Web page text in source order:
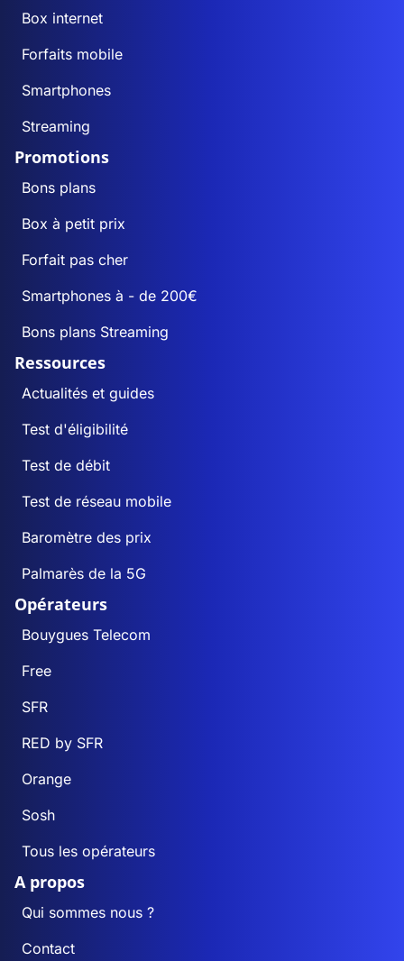
Box internet
Forfaits mobile
Smartphones
Streaming
Promotions
Bons plans
Box à petit prix
Forfait pas cher
Smartphones à - de 200€
Bons plans Streaming
Ressources
Actualités et guides
Test d'éligibilité
Test de débit
Test de réseau mobile
Baromètre des prix
Palmarès de la 5G
Opérateurs
Bouygues Telecom
Free
SFR
RED by SFR
Orange
Sosh
Tous les opérateurs
A propos
Qui sommes nous ?
Contact